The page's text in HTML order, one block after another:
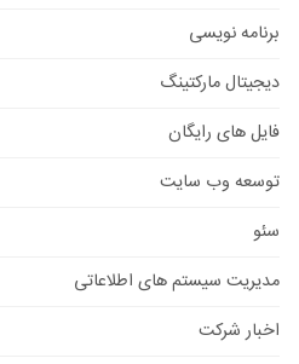
برنامه نویسی
دیجیتال مارکتینگ
فایل های رایگان
توسعه وب سایت
سئو
مدیریت سیستم های اطلاعاتی
اخبار شرکت